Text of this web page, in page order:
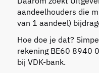
aandeelhouders die
van 1 aandeel)
Hoe doe je dat?
rekening BE60 8940
bij VDK-bank.